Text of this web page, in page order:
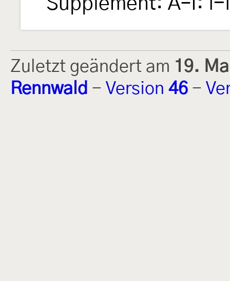
Zuletzt geändert am 19.
Rennwald - Version 46 -